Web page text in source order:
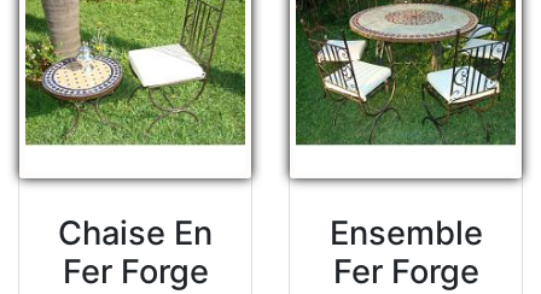
Chaise En
Fer Forge
Ensemble
Fer Forge